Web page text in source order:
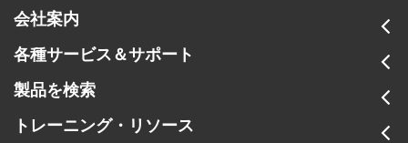
カラーの記述
対象用途
湿度
会社案内
各種サービス＆サポート
製品を検索
トレーニング・リソース